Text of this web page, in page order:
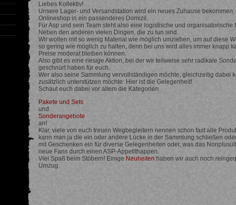
Liebes Kollektiv!
Unsere Lager- und Versandstation wird ein neues Zuhause
Onlineshop in ein passenderes Domizil.
Für Asp und sein Team steht also eine logistische und
Neben den anderen vielen Dingen, die zu tun sind.
Wir wollen mit so wenig Material wie möglich umziehen, um auf diese
so gering wie möglich zu halten, denn bei uns wird alles immer knapp
Preise moderat bleiben können.
Also gibt es eine riesige Aktion, bei der wir teilweise sehr radikale
geschnürt haben für euch.
Wer also seine Sammlung vervollständigen möchte, gleichzeitig dabei
zusätzlich unterstützen möchte: Hier ist die Gelegenheit!
Schaut euch dabei vor allem die Kategorien
Pakete und Sets
und
Sonderangebote
an!
Klar, viele von euch treuen Wegbegleitern nennen schon fast alle
kann man ja die ein oder andere Lücke in der Sammlung schließen
mit Geschenken ein für diverse Gelegenheiten oder, was das
neue Fans durch einen ASP-Appetithappen.
Viel Spaß beim Stöbern! Einige Neuheiten haben wir auch noch
Umzug.